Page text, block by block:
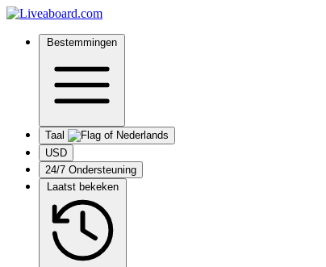
Bestemmingen
Taal
USD
24/7 Ondersteuning
Laatst bekeken